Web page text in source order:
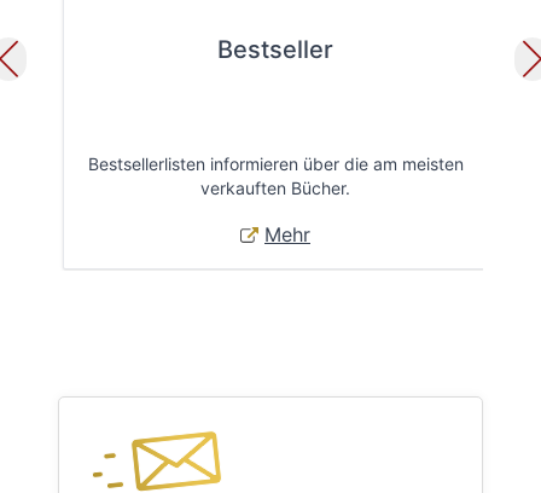
Bestseller
Bestsellerlisten informieren über die am meisten
verkauften Bücher.
Mehr